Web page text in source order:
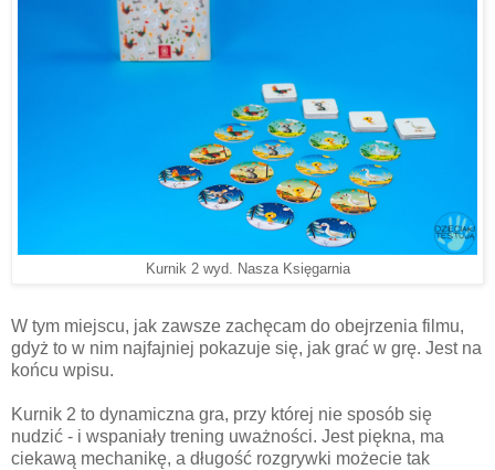
Kurnik 2 wyd. Nasza Księgarnia
W tym miejscu, jak zawsze zachęcam do obejrzenia filmu,
gdyż to w nim najfajniej pokazuje się, jak grać w grę. Jest na
końcu wpisu.
Kurnik 2 to dynamiczna gra, przy której nie sposób się
nudzić - i wspaniały trening uważności. Jest piękna, ma
ciekawą mechanikę, a długość rozgrywki możecie tak